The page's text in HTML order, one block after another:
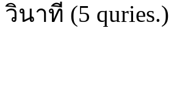
วินาที (5 quries.)